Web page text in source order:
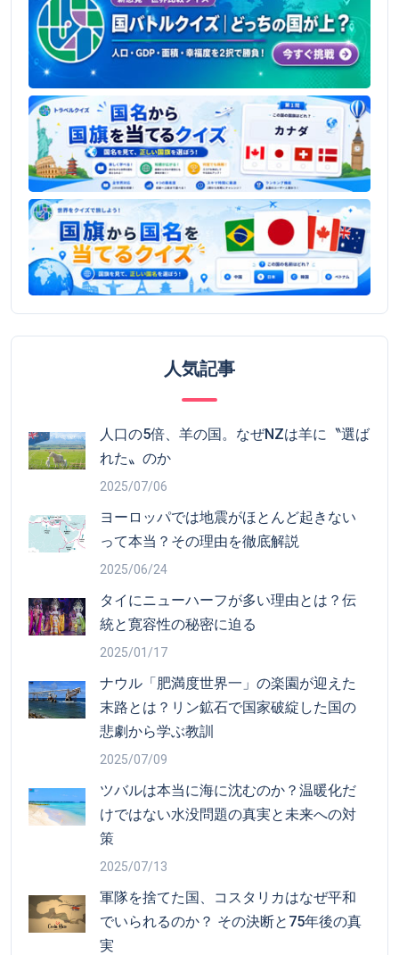
人気記事
人口の5倍、羊の国。なぜNZは羊に〝選ば
れた〟のか
2025/07/06
ヨーロッパでは地震がほとんど起きない
って本当？その理由を徹底解説
2025/06/24
タイにニューハーフが多い理由とは？伝
統と寛容性の秘密に迫る
2025/01/17
ナウル「肥満度世界一」の楽園が迎えた
末路とは？リン鉱石で国家破綻した国の
悲劇から学ぶ教訓
2025/07/09
ツバルは本当に海に沈むのか？温暖化だ
けではない水没問題の真実と未来への対
策
2025/07/13
軍隊を捨てた国、コスタリカはなぜ平和
でいられるのか？ その決断と75年後の真
実